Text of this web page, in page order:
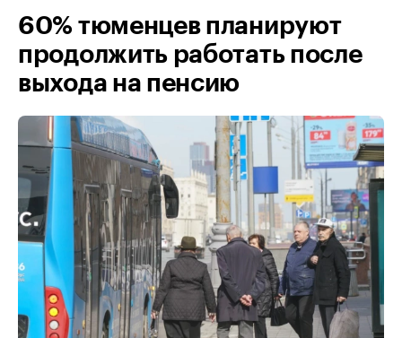
60% тюменцев планируют
продолжить работать после
выхода на пенсию